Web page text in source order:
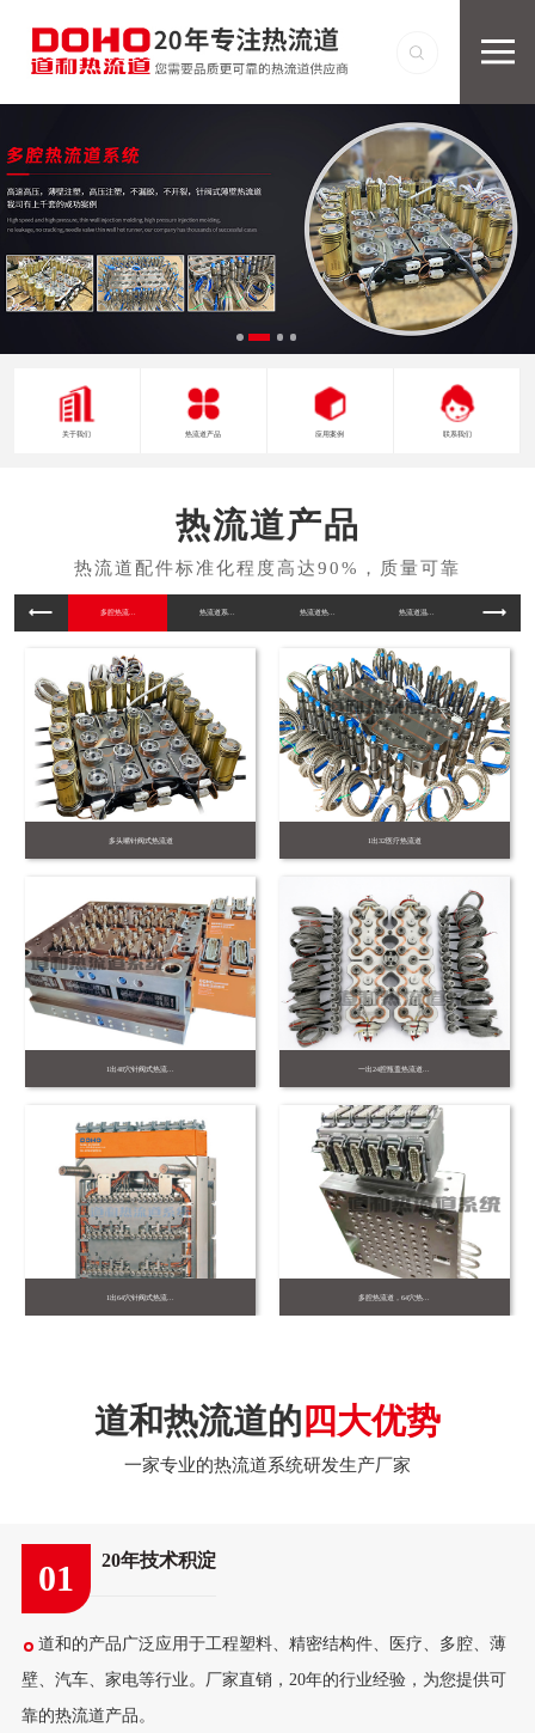
关于我们 热流道产品 应用案例 联系我们
热流道产品
多腔热流... 热流道系... 热流道热... 热流道温... 工程塑料...
多头嘴针阀式热流道 1出32医疗热流道
1出48穴针阀式热流... 一出24腔瓶盖热流道...
1出64穴针阀式热流... 多腔热流道，64穴热...
道和热流道的 四大优势
一家专业的热流道系统研发生产厂家
01 20年技术积淀
道和的产品广泛应用于工程塑料、精密结构件、医疗、多腔、薄
壁、汽车、家电等行业。厂家直销，20年的行业经验，为您提供可
靠的热流道产品。